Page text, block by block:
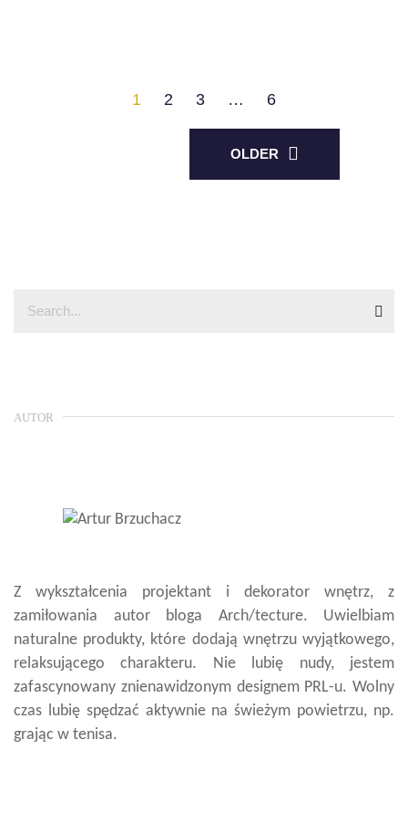
1 2 3 … 6
OLDER
AUTOR
Z wykształcenia projektant i dekorator wnętrz, z
zamiłowania autor bloga Arch/tecture. Uwielbiam
naturalne produkty, które dodają wnętrzu wyjątkowego,
relaksującego charakteru. Nie lubię nudy, jestem
zafascynowany znienawidzonym designem PRL-u. Wolny
czas lubię spędzać aktywnie na świeżym powietrzu, np.
grając w tenisa.